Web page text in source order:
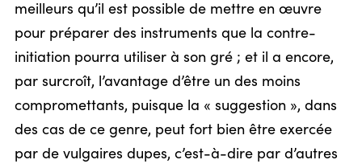
meilleurs qu’il est possible de mettre en œuvre
pour préparer des instruments que la contre-
initiation pourra utiliser à son gré ; et il a encore,
par surcroît, l’avantage d’être un des moins
compromettants, puisque la « suggestion », dans
des cas de ce genre, peut fort bien être exercée
par de vulgaires dupes, c’est-à-dire par d’autres